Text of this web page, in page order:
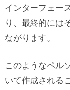
例２：
ルジュ
インターフェー
り、最終的には
ながります。
このようなペル
いて作成される